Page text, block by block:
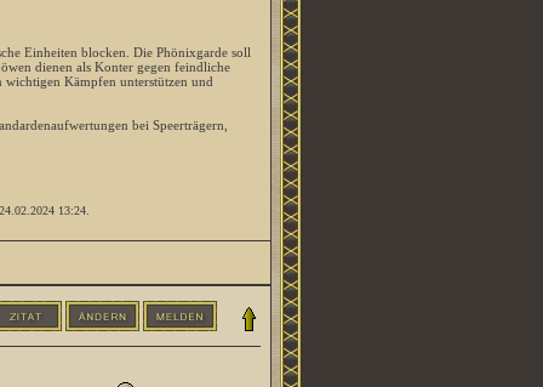
Einheiten blocken. Die Phönixgarde soll
dienen als Konter gegen feindliche
Kämpfen unterstützen und
bei Speerträgern,
13:24.